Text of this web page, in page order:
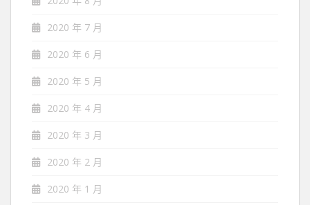
2020 年 7 月
2020 年 6 月
2020 年 5 月
2020 年 4 月
2020 年 3 月
2020 年 2 月
2020 年 1 月